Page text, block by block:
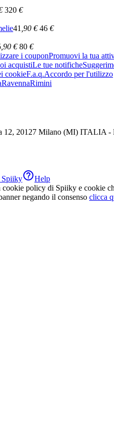
320 €
41 ,90 € 46 €
,90 € 80 €
i couponPromuovi la tua
acquistiLe tue notifiche
cookieF.a.q.Accordo per l'utilizzo
RavennaRimini
12, 20127 Milano (MI) ITALIA
SpiikyHelp
policy di Spiiky e cookie
negando il consenso clicca